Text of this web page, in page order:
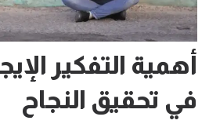
أهمية التفكير
في تحقيق النجاح